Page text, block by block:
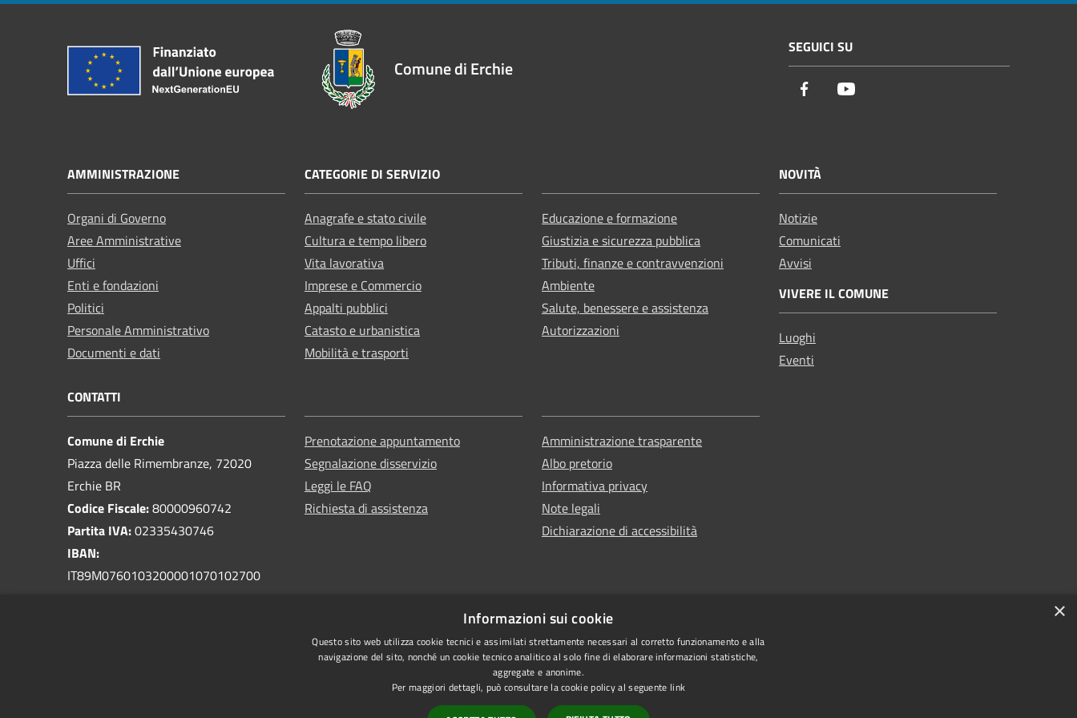
Comune di Erchie
SEGUICI SU
Facebook
AMMINISTRAZIONE
Organi di Governo
Aree Amministrative
Uffici
Enti e fondazioni
Politici
Personale Amministrativo
Documenti e dati
CATEGORIE DI SERVIZIO
Anagrafe e stato civile
Cultura e tempo libero
Vita lavorativa
Imprese e Commercio
Appalti pubblici
Catasto e urbanistica
Mobilità e trasporti
Educazione e formazione
Giustizia e sicurezza pubblica
Tributi, finanze e contravvenzioni
Ambiente
Salute, benessere e assistenza
Autorizzazioni
NOVITÀ
Notizie
Comunicati
Avvisi
VIVERE IL COMUNE
Luoghi
Eventi
CONTATTI
Comune di Erchie
Piazza delle Rimembranze, 72020
Erchie BR
Codice Fiscale:80000960742
Partita IVA:02335430746
IBAN:
IT89M0760103200001070102700
Prenotazione appuntamento
Segnalazione disservizio
Leggi le FAQ
Richiesta di assistenza
Amministrazione trasparente
Albo pretorio
Informativa privacy
Note legali
Dichiarazione di accessibilità
×
Informazioni sui cookie
Questo sito web utilizza cookie tecnici e assimilati strettamente necessari al corretto funzionamento e alla
navigazione del sito, nonché un cookie tecnico analitico al solo fine di elaborare informazioni statistiche,
aggregate e anonime.
Per maggiori dettagli, può consultare la cookie policy al seguente link